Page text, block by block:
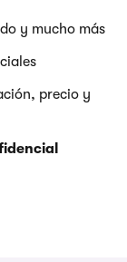
y mucho más
precio y